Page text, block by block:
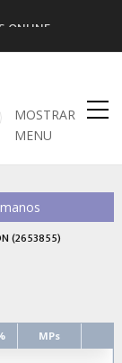
ONLINE
de
FUNBRIDGE
MOSTRAR
MENU
(2653855)
MPs